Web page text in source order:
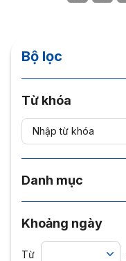
Bộ lọc
Từ khóa
Danh mục
Khoảng ngày
Từ